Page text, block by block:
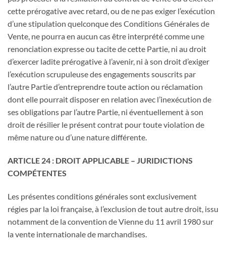
cette prérogative avec retard, ou de ne pas exiger l’exécution
d’une stipulation quelconque des Conditions Générales de
Vente, ne pourra en aucun cas être interprété comme une
renonciation expresse ou tacite de cette Partie, ni au droit
d’exercer ladite prérogative à l’avenir, ni à son droit d’exiger
l’exécution scrupuleuse des engagements souscrits par
l’autre Partie d’entreprendre toute action ou réclamation
dont elle pourrait disposer en relation avec l’inexécution de
ses obligations par l’autre Partie, ni éventuellement à son
droit de résilier le présent contrat pour toute violation de
même nature ou d’une nature différente.
ARTICLE 24 : DROIT APPLICABLE – JURIDICTIONS
COMPÉTENTES
Les présentes conditions générales sont exclusivement
régies par la loi française, à l’exclusion de tout autre droit, issu
notamment de la convention de Vienne du 11 avril 1980 sur
la vente internationale de marchandises.